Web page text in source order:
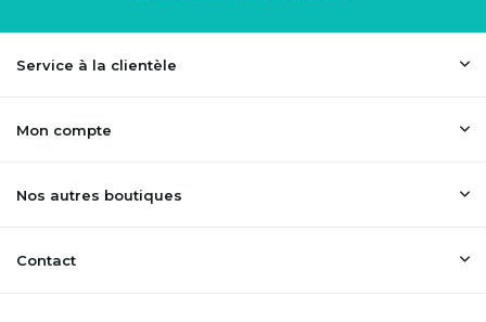
Service à la clientèle
Mon compte
Nos autres boutiques
Contact